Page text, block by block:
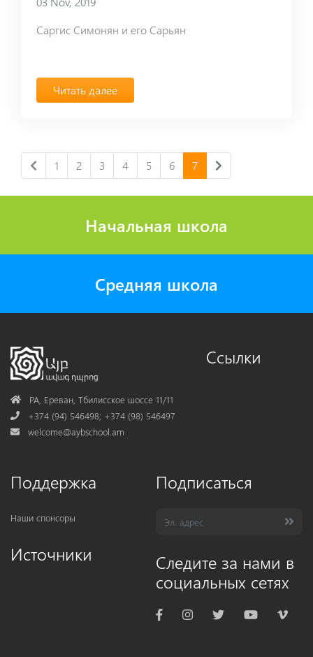
Саргис Симонян и его Сарьян
Читать далее
1 2 3 4 5 6 7
Начальная школа
Средняя школа
AddressРА, Ереван, Тбилисское шоссе 11/11
Phone+374 (94) 546498; +374 (98) 546497
Mail
welcome@aybschool.am
Ссылки
Поддержка
Наши спонсоры
Источники
Подписаться
Следите за нами в
социальных сетях